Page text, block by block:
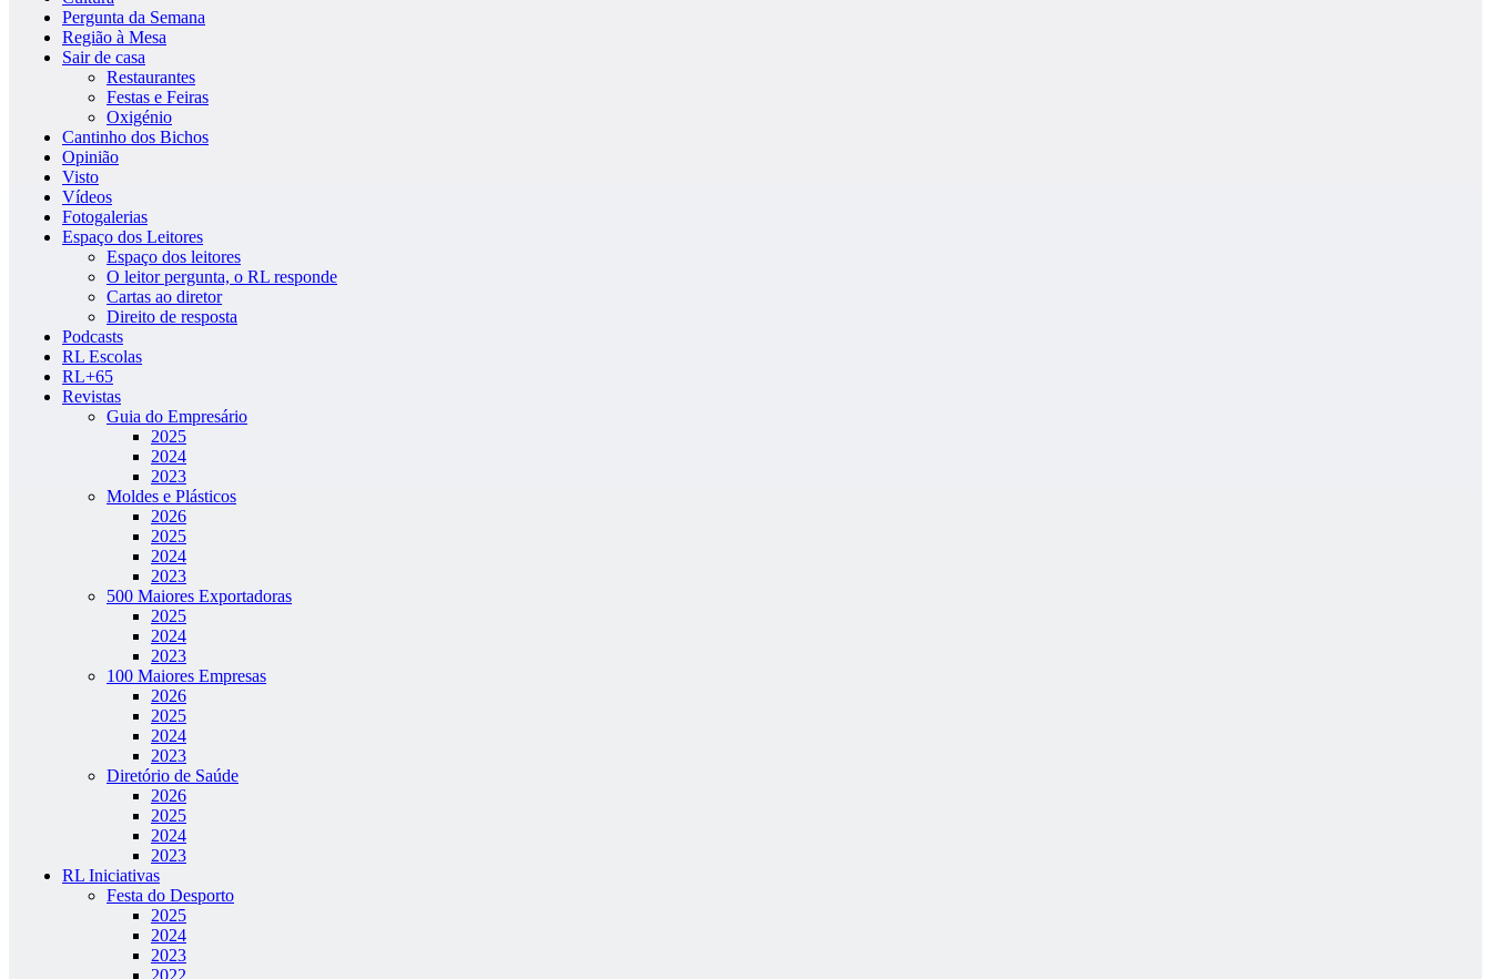
Pergunta da Semana
Região à Mesa
Sair de casa
Restaurantes
Festas e Feiras
Oxigénio
Cantinho dos Bichos
Opinião
Visto
Vídeos
Fotogalerias
Espaço dos Leitores
Espaço dos leitores
O leitor pergunta, o RL responde
Cartas ao diretor
Direito de resposta
Podcasts
RL Escolas
RL+65
Revistas
Guia do Empresário
2025
2024
2023
Moldes e Plásticos
2026
2025
2024
2023
500 Maiores Exportadoras
2025
2024
2023
100 Maiores Empresas
2026
2025
2024
2023
Diretório de Saúde
2026
2025
2024
2023
RL Iniciativas
Festa do Desporto
2025
2024
2023
2022